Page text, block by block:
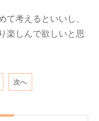
て考えるといいし、
楽しんで欲しいと思
次へ